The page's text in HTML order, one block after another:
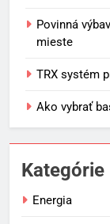
Povinná
mieste
TRX systém
Ako vybrať
Kategórie
Energia